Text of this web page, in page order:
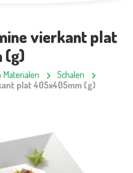
vierkant plat
(g)
Materialen
Schalen
plat 405x405mm (g)